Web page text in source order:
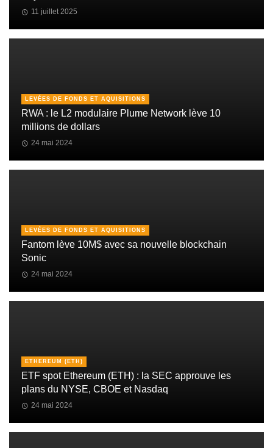
11 juillet 2025
LEVÉES DE FONDS ET AQUISITIONS
RWA : le L2 modulaire Plume Network lève 10
millions de dollars
24 mai 2024
LEVÉES DE FONDS ET AQUISITIONS
Fantom lève 10M$ avec sa nouvelle blockchain
Sonic
24 mai 2024
ETHEREUM (ETH)
ETF spot Ethereum (ETH) : la SEC approuve les
plans du NYSE, CBOE et Nasdaq
24 mai 2024